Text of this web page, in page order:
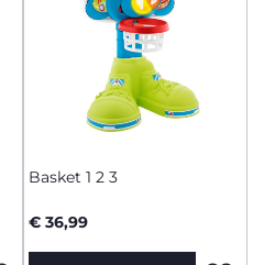
Basket 1 2 3
€ 36,99